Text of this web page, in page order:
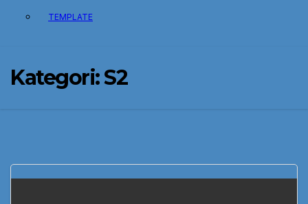
TEMPLATE
Kategori:S2